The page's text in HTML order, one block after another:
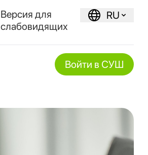
Версия для
слабовидящих
RU
Войти в СУШ